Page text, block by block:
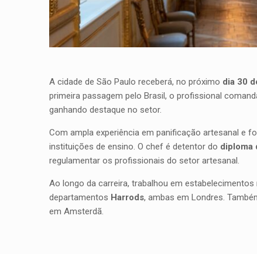
A cidade de São Paulo receberá, no próximo dia 30
primeira passagem pelo Brasil, o profissional
ganhando destaque no setor.
Com ampla experiência em panificação artesanal e
instituições de ensino. O chef é detentor do diploma
regulamentar os profissionais do setor artesanal.
Ao longo da carreira, trabalhou em
departamentos Harrods, ambas em Londres.
em Amsterdã.